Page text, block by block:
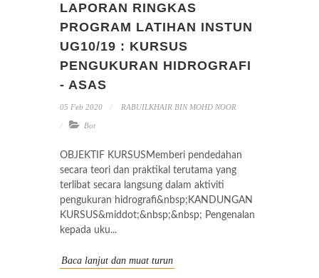
LAPORAN RINGKAS
PROGRAM LATIHAN INSTUN
UG10/19 : KURSUS
PENGUKURAN HIDROGRAFI
- ASAS
05 Feb 2020 RABUILKHAIR BIN MOHD NOOR
Bot
OBJEKTIF KURSUSMemberi pendedahan
secara teori dan praktikal terutama yang
terlibat secara langsung dalam aktiviti
pengukuran hidrografi&nbsp;KANDUNGAN
KURSUS&middot;&nbsp;&nbsp; Pengenalan
kepada uku...
Baca lanjut dan muat turun